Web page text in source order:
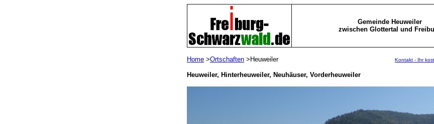
Gemeinde Heuweiler
zwischen Glottertal und
Home >Ortschaften >Heuweiler Kontakt - Ihr
Heuweiler, Hinterheuweiler, Neuhäuser, Vorderheuweiler